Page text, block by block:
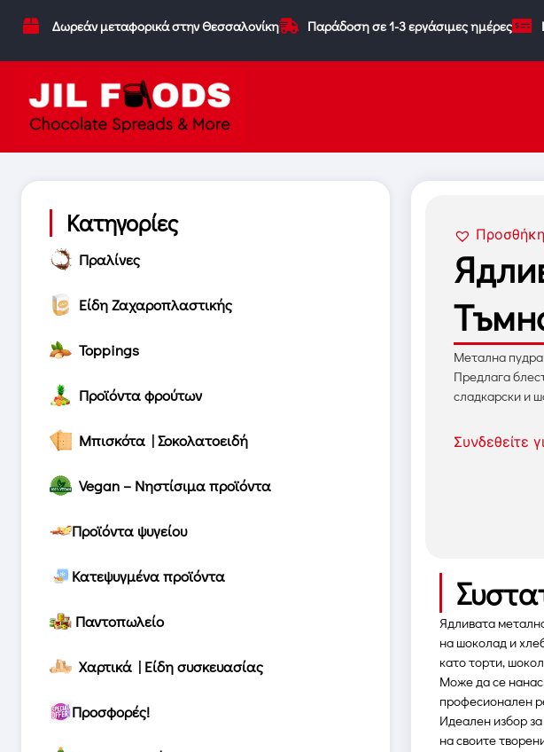
Δωρεάν μεταφορικά στην Θεσσαλονίκη Παράδοση σε 1-3 εργάσιμες ημέρες
Κατηγορίες
Πραλίνες
Είδη Ζαχαροπλαστικής
Toppings
Προϊόντα φρούτων
Μπισκότα | Σοκολατοειδή
Vegan – Νηστίσιμα προϊόντα
Προϊόντα ψυγείου
Κατεψυγμένα προϊόντα
Παντοπωλείο
Χαρτικά | Είδη συσκευασίας
Προσφορές!
Метална пудра
Предлага
сладкарски и
Συνδεθείτε
Ядливата
на шоколад и
като торти,
Може да се
професионален
Идеален избор
на своите